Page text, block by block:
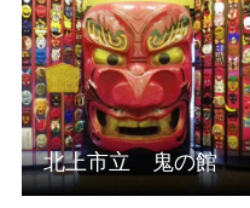
北上市立 鬼の館